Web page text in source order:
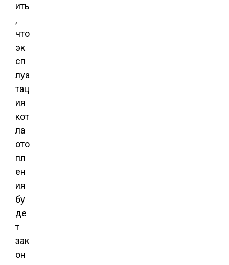
ить
,
что
эк
сп
луа
тац
ия
кот
ла
ото
пл
ен
ия
бу
де
т
зак
он